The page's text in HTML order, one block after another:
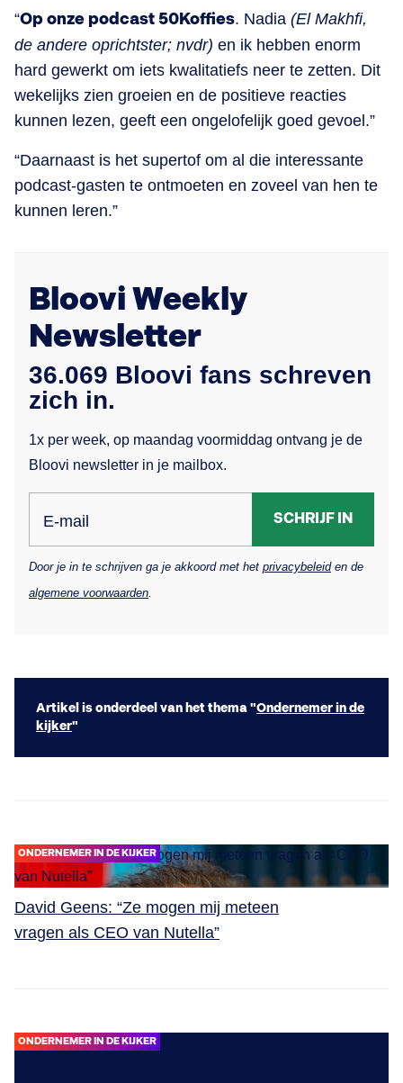
“Op onze podcast 50Koffies. Nadia (El Makhfi,
de andere oprichtster; nvdr) en ik hebben enorm
hard gewerkt om iets kwalitatiefs neer te zetten. Dit
wekelijks zien groeien en de positieve reacties
kunnen lezen, geeft een ongelofelijk goed gevoel.”
“Daarnaast is het supertof om al die interessante
podcast-gasten te ontmoeten en zoveel van hen te
kunnen leren.”
Bloovi Weekly
Newsletter
36.069 Bloovi fans schreven
zich in.
1x per week, op maandag voormiddag ontvang je de
Bloovi newsletter in je mailbox.
E-mail SCHRIJF IN
Door je in te schrijven ga je akkoord met het privacybeleiden de
algemene voorwaarden
Artikel is onderdeel van het thema "Ondernemer in de
kijker"
ONDERNEMER IN DE KIJKER
David Geens: “Ze mogen mij meteen
vragen als CEO van Nutella”
ONDERNEMER IN DE KIJKER